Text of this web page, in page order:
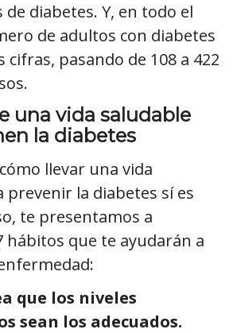
de diabetes. Y, en todo el
de adultos con diabetes
cifras, pasando de 108 a 422
una vida saludable
la diabetes
llevar una vida
prevenir la diabetes sí es
te presentamos a
hábitos que te ayudarán a
que los niveles
sean los adecuados.